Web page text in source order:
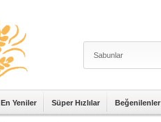
En Yeniler Süper Hızlılar Beğenilenler